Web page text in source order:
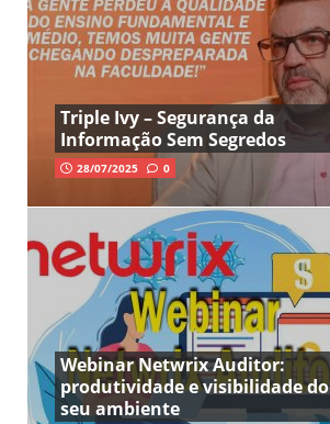
Triple Ivy – Segurança da
Informação Sem Segredos
28/07/2025 0
Webinar Netwrix Auditor:
produtividade e visibilidade do
seu ambiente